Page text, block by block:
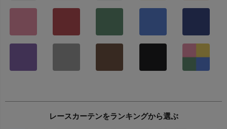
レースカーテンをランキングから選ぶ